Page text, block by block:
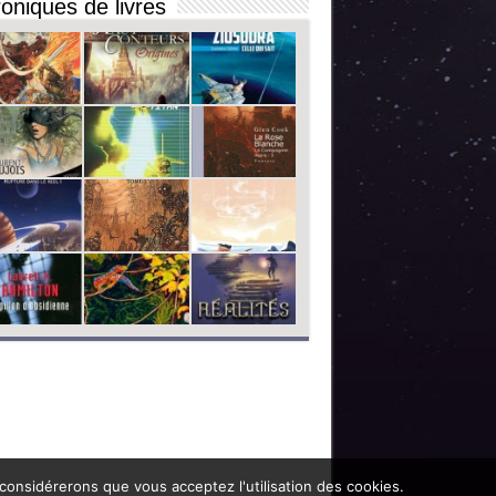
de livres
que vous acceptez l'utilisation des cookies.